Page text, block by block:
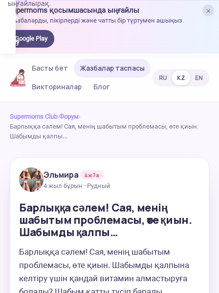
×
Supermoms қосымшасында ыңғайлы
Жазбаларды, пікірлерді және чатты бір түртумен ашыңыз.
Google Play
ыңғайлырақ.
Басты бет
Жазбалар таспасы
Викториналар
Блог
RU KZ EN
Supermoms Club›Форум›
Барлыққа сәлем! Сая, менің шабытым проблемасы, өте қиын.
Шабымды қалпы…
Эльмира
4ж7а
4 жыл бұрын · Рудный
Барлыққа сәлем! Сая, менің
шабытым проблемасы, өте қиын.
Шабымды қалпы…
Барлыққа сәлем! Сая, менің шабытым
проблемасы, өте қиын. Шабымды қалпына
келтіру үшін қандай витамин алмастыруға